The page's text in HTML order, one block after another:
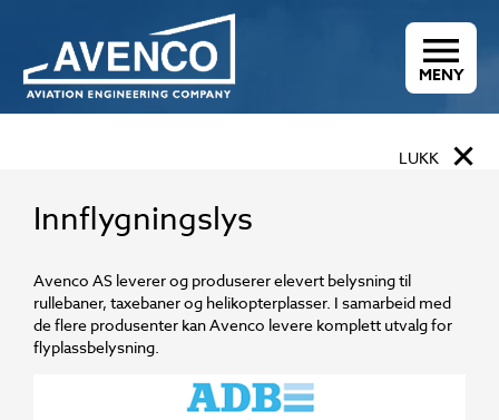
MENY
Innflygningslys
Avenco AS leverer og produserer elevert belysning til
rullebaner, taxebaner og helikopterplasser. I samarbeid med
de flere produsenter kan Avenco levere komplett utvalg for
flyplassbelysning.
LUKK ×